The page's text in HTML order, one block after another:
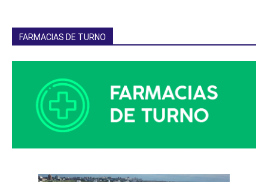
FARMACIAS DE TURNO